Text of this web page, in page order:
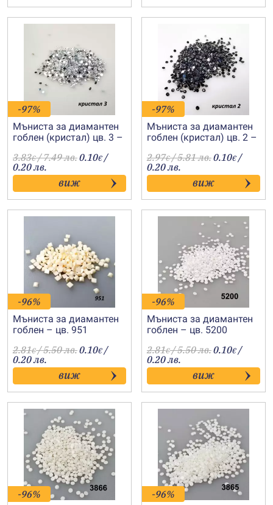
-97%
Мъниста за диамантен
гоблен (кристал) цв. 3 –
3.83€/ 7.49 лв.0.10€ /
0.20 лв.
виж
-97%
Мъниста за диамантен
гоблен (кристал) цв. 2 –
2.97€/ 5.81 лв.0.10€ /
0.20 лв.
виж
-96%
Мъниста за диамантен
гоблен – цв. 951
2.81€/ 5.50 лв.0.10€ /
0.20 лв.
виж
-96%
Мъниста за диамантен
гоблен – цв. 5200
2.81€/ 5.50 лв.0.10€ /
0.20 лв.
виж
-96% -96%